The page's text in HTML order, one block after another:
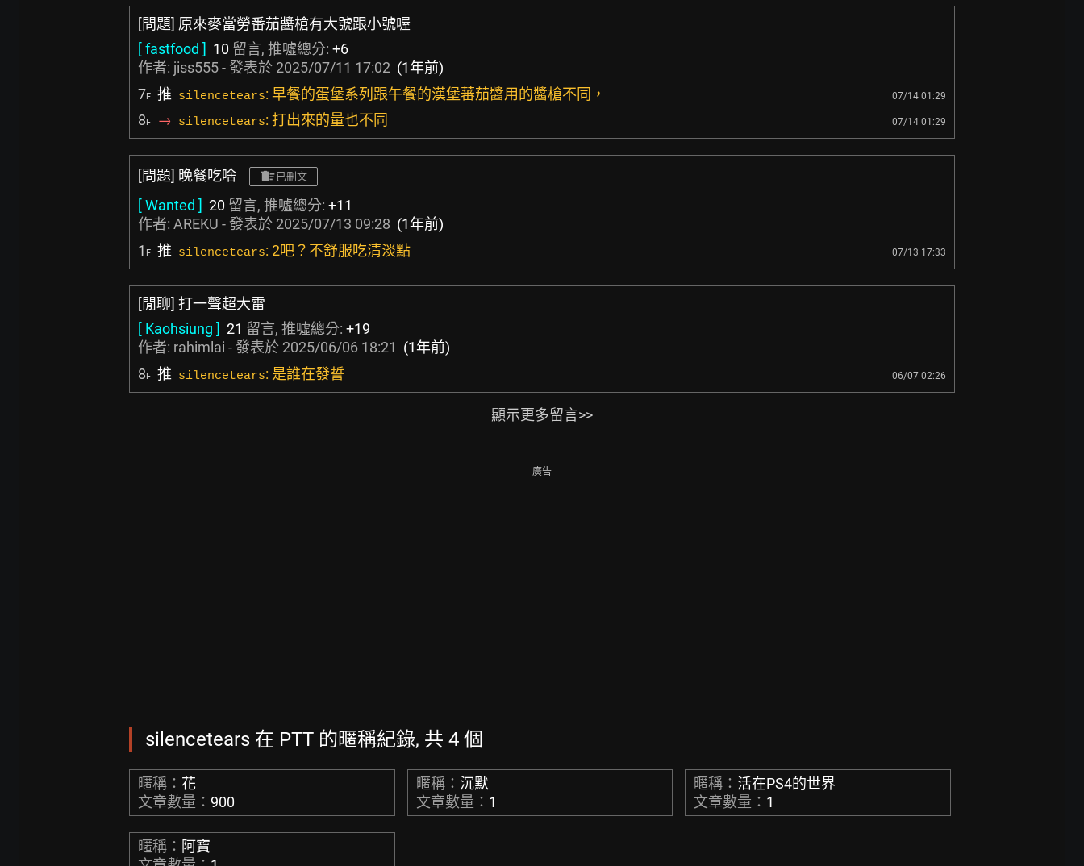
[問題] 原來麥當勞番茄醬槍有大號跟小號喔
[ fastfood ] 10 留言, 推噓總分: +6
作者: jiss555- 發表於 2025/07/11 17:02 (1年前)
7F 推 silencetears: 早餐的蛋堡系列跟午餐的漢堡蕃茄醬用的醬槍不同， 07/14 01:29
8F → silencetears: 打出來的量也不同 07/14 01:29
[問題] 晚餐吃啥 已刪文
[ Wanted ] 20 留言, 推噓總分: +11
作者: AREKU - 發表於 2025/07/13 09:28 (1年前)
1 F 推 silencetears: 2吧？不舒服吃清淡點 07/13 17:33
[閒聊] 打一聲超大雷
[ Kaohsiung ] 21 留言, 推噓總分: +19
作者: rahimlai - 發表於 2025/06/06 18:21 (1年前)
8F 推 silencetears: 是誰在發誓 06/07 02:26
顯示更多留言>>
廣告
silencetears 在 PTT 的暱稱紀錄, 共 4 個
暱稱： 花
文章數量： 900
暱稱： 沉默
文章數量： 1
暱稱： 活在PS4的世界
文章數量： 1
暱稱： 阿寶